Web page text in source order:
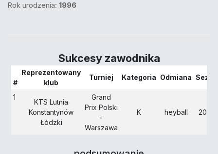
Rok urodzenia: 1996
Sukcesy zawodnika
#
Reprezentowany
klub
Turniej Kategoria Odmiana Sezon
1
KTS Lutnia
Konstantynów
Łódzki
Grand
Prix Polski
-
Warszawa
K heyball 2026